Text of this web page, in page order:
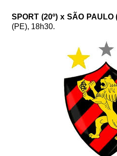
SPORT (20º) x SÃO PAULO
(PE), 18h30.